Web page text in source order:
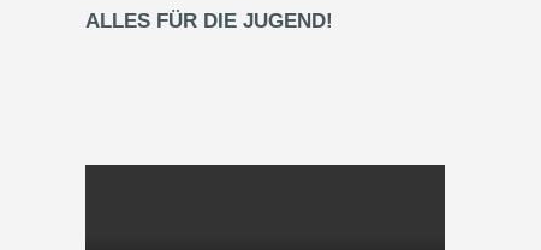
ALLES FÜR DIE JUGEND!